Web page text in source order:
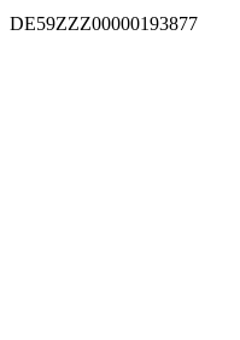
DE59ZZZ00000193877